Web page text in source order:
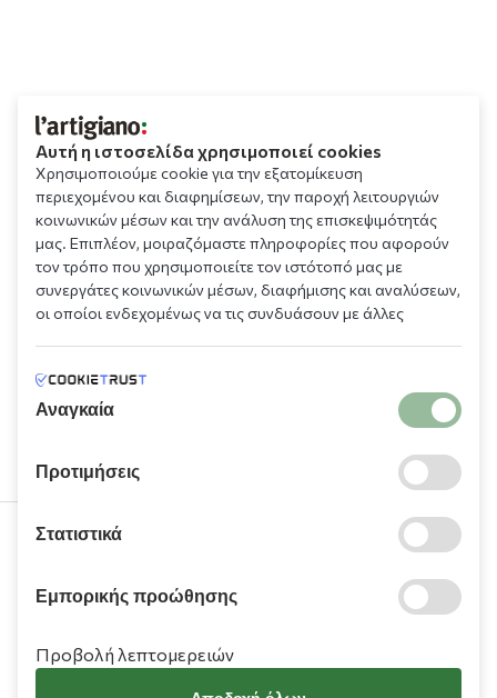
Αυτή η ιστοσελίδα χρησιμοποιεί cookies
Χρησιμοποιούμε cookie για την εξατομίκευση
περιεχομένου και διαφημίσεων, την παροχή λειτουργιών
κοινωνικών μέσων και την ανάλυση της επισκεψιμότητάς
μας. Επιπλέον, μοιραζόμαστε πληροφορίες που αφορούν
τον τρόπο που χρησιμοποιείτε τον ιστότοπό μας με
συνεργάτες κοινωνικών μέσων, διαφήμισης και αναλύσεων,
οι οποίοι ενδεχομένως να τις συνδυάσουν με άλλες
υπηρεσιών τους.
Αναγκαία
Προτιμήσεις
Στατιστικά
Εμπορικής προώθησης
Προβολή λεπτομερειών